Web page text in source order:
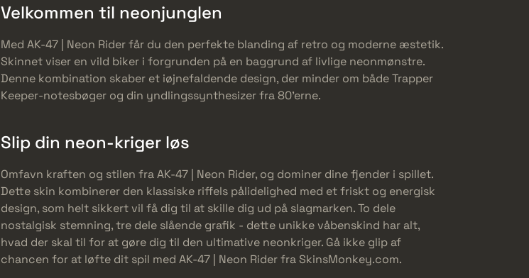
Velkommen til neonjunglen
Med AK-47 | Neon Rider får du den perfekte blanding af retro og moderne æstetik.
Skinnet viser en vild biker i forgrunden på en baggrund af livlige neonmønstre.
Denne kombination skaber et iøjnefaldende design, der minder om både Trapper
Keeper-notesbøger og din yndlingssynthesizer fra 80’erne.
Slip din neon-kriger løs
Omfavn kraften og stilen fra AK-47 | Neon Rider, og dominer dine fjender i spillet.
Dette skin kombinerer den klassiske riffels pålidelighed med et friskt og energisk
design, som helt sikkert vil få dig til at skille dig ud på slagmarken. To dele
nostalgisk stemning, tre dele slående grafik - dette unikke våbenskind har alt,
hvad der skal til for at gøre dig til den ultimative neonkriger. Gå ikke glip af
chancen for at løfte dit spil med AK-47 | Neon Rider fra SkinsMonkey.com.